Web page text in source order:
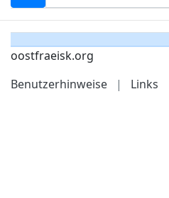
oostfraeisk.org
Benutzerhinweise
| Links